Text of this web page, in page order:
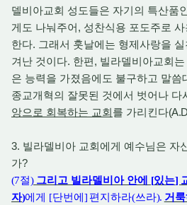
델비아교회 성도들은 자기의 특산품
게도 나눠주어, 성찬식용 포도주로
한다. 그래서 훗날에는 형제사랑을
겨난 것이다. 한편, 빌라델비아교회
은 능력을 가졌음에도 불구하고 말씀
종교개혁의 잘못된 것에서 벗어나 다
앙으로 회복하는 교회 를 가리킨다
3. 빌라델비아 교회에게 예수님은 자
가?
(7절) 그리고 빌라델비아 안에 [있는]
자)에게 [단번에 ] 편지하라(쓰라). 거룩